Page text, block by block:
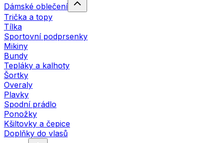
Dámské oblečení
Trička a topy
Tílka
Sportovní podprsenky
Mikiny
Bundy
Tepláky a kalhoty
Šortky
Overaly
Plavky
Spodní prádlo
Ponožky
Kšiltovky a čepice
Doplňky do vlasů